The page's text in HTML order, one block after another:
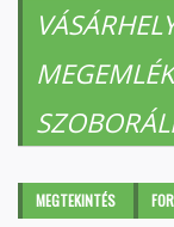
Elsődleges
MEGTEKINTÉS